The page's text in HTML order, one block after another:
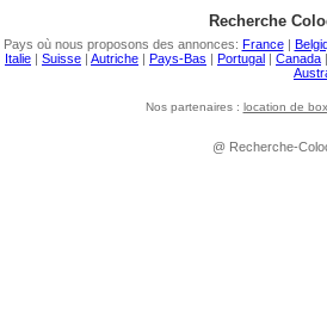
Recherche
Pays où nous proposons des annonces: France|
Italie | Suisse | Autriche | Pays-Bas | Portugal | Canada |
Nos partenaires : location de box
@ Recherche-